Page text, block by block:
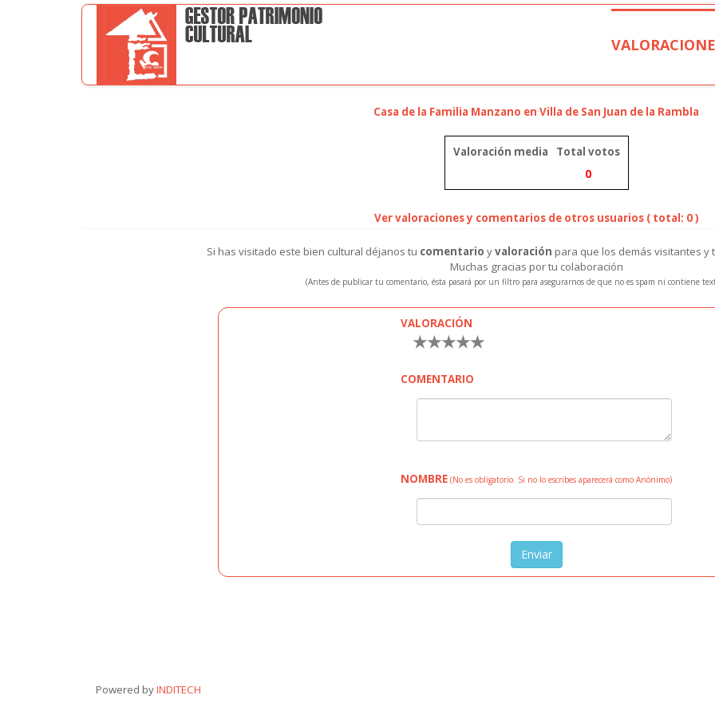
Casa de la Familia Manzano en Villa de San Juan de la Rambla
Valoración media
Total votos
0
Ver valoraciones y comentarios de otros usuarios ( total: 0 )
Si has visitado este bien cultural déjanos tu comentario yvaloración para que los demás visitantes
Muchas gracias por tu colaboración
(Antes de publicar tu comentario, ésta pasará por un filtro para asegurarnos de que no es spam ni contiene
VALORACIÓN
★
★
★
★
★
COMENTARIO
NOMBRE (No es obligatorio. Si no lo escribes aparecerá como Anónimo)
Enviar
Powered byINDITECH